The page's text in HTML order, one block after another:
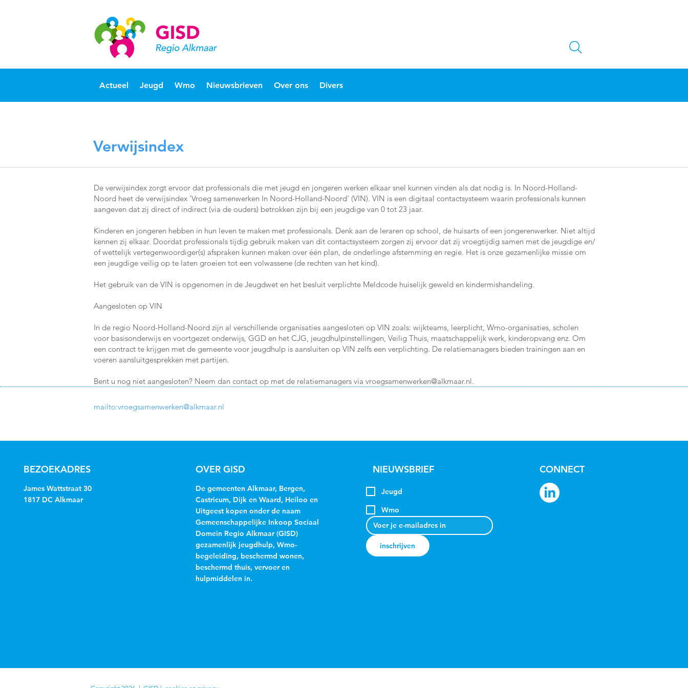
Actueel Jeugd Wmo Nieuwsbrieven Over ons Divers
Verwijsindex
De verwijsindex zorgt ervoor dat professionals die met jeugd en jongeren werken elkaar snel kunnen vinden als dat nodig is. In Noord-Holland-
Noord heet de verwijsindex 'Vroeg samenwerken In Noord-Holland-Noord' (VIN). VIN is een digitaal contactsysteem waarin professionals kunnen
aangeven dat zij direct of indirect (via de ouders) betrokken zijn bij een jeugdige van 0 tot 23 jaar.
Kinderen en jongeren hebben in hun leven te maken met professionals. Denk aan de leraren op school, de huisarts of een jongerenwerker. Niet altijd
kennen zij elkaar. Doordat professionals tijdig gebruik maken van dit contactsysteem zorgen zij ervoor dat zij vroegtijdig samen met de jeugdige en/
of wettelijk vertegenwoordiger(s) afspraken kunnen maken over één plan, de onderlinge afstemming en regie. Het is onze gezamenlijke missie om
een jeugdige veilig op te laten groeien tot een volwassene (de rechten van het kind).
Het gebruik van de VIN is opgenomen in de Jeugdwet en het besluit verplichte Meldcode huiselijk geweld en kindermishandeling.
Aangesloten op VIN
In de regio Noord-Holland-Noord zijn al verschillende organisaties aangesloten op VIN zoals: wijkteams, leerplicht, Wmo-organisaties, scholen
voor basisonderwijs en voortgezet onderwijs, GGD en het CJG, jeugdhulpinstellingen, Veilig Thuis, maatschappelijk werk, kinderopvang enz. Om
een contract te krijgen met de gemeente voor jeugdhulp is aansluiten op VIN zelfs een verplichting. De relatiemanagers bieden trainingen aan en
voeren aansluitgesprekken met partijen.
Bent u nog niet aangesloten? Neem dan contact op met de relatiemanagers via vroegsamenwerken@alkmaar.nl.
mailto:vroegsamenwerken@alkmaar.nl
BEZOEKADRES
James Wattstraat 30
1817 DC Alkmaar
OVER GISD
De gemeenten Alkmaar, Bergen,
Castricum, Dijk en Waard, Heiloo en
Uitgeest kopen onder de naam
Gemeenschappelijke Inkoop Sociaal
Domein Regio Alkmaar (GISD)
gezamenlijk jeugdhulp, Wmo-
begeleiding, beschermd wonen,
beschermd thuis, vervoer en
hulpmiddelen in.
NIEUWSBRIEF
Jeugd
Wmo
inschrijven
CONNECT